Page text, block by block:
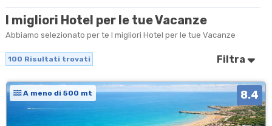
I migliori Hotel per le tue Vacanze
Abbiamo selezionato per te I migliori Hotel per le tue Vacanze
100 Risultati trovati Filtra
A meno di 500 mt 8.4